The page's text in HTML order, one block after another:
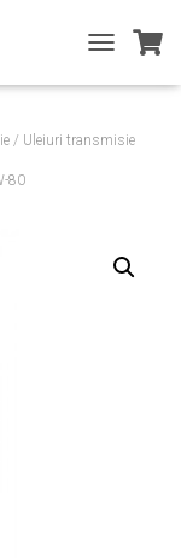
O
/ Uleiuri transmisie
80